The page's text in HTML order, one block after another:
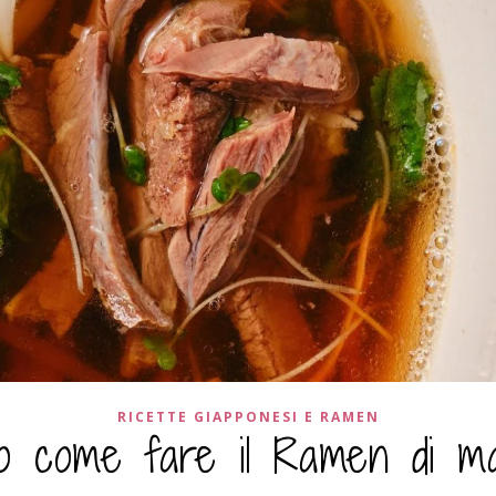
RICETTE GIAPPONESI E RAMEN
come fare il Ramen di